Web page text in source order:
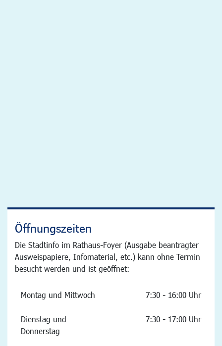
Öffnungszeiten
Die Stadtinfo im Rathaus-Foyer (Ausgabe beantragter
Ausweispapiere, Infomaterial, etc.) kann ohne Termin
besucht werden und ist geöffnet:
Montag und Mittwoch 7:30 - 16:00 Uhr
Dienstag und
Donnerstag
7:30 - 17:00 Uhr